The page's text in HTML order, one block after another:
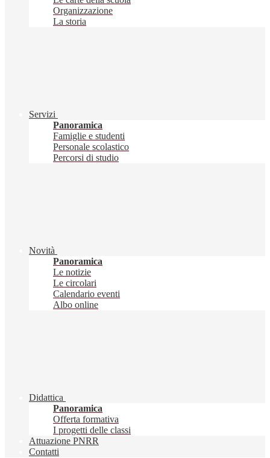
Organizzazione
La storia
Servizi
Panoramica
Famiglie e studenti
Personale scolastico
Percorsi di studio
Novità
Panoramica
Le notizie
Le circolari
Calendario eventi
Albo online
Didattica
Panoramica
Offerta formativa
I progetti delle classi
Attuazione PNRR
Contatti